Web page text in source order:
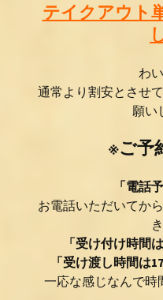
テイクアウト
わ
通常より割安とさせ
願い
※ご予
「電話
お電話いただいてか
「受け付け時間
「受け渡し時間は
一応な感じなんで時